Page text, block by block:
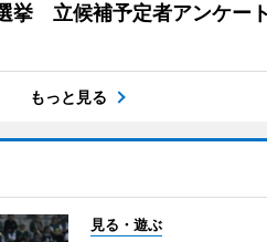
挙 立候補予定者アンケート
もっと見る
見る・遊ぶ